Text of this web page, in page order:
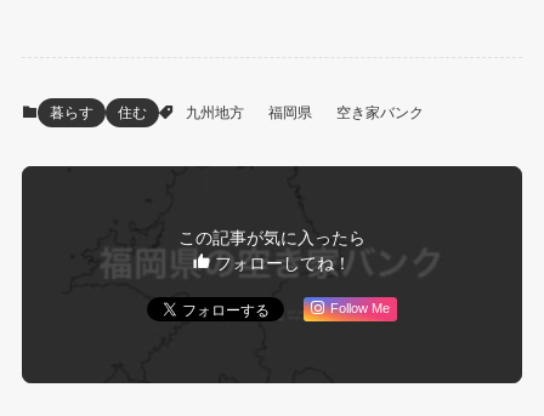
暮らす 住む 九州地方 福岡県 空き家バンク
この記事が気に入ったら
フォローしてね！
Follow Me